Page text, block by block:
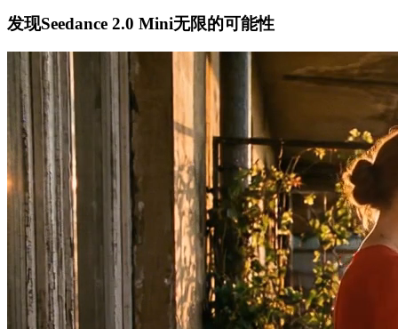
发现Seedance 2.0 Mini无限的可能性